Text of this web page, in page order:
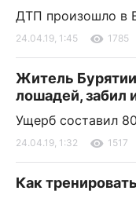
ДТП произошло в
24.04.19, 1:45 1785
Житель
лошадей, забил
Ущерб составил
24.04.19, 1:32 1517
Как